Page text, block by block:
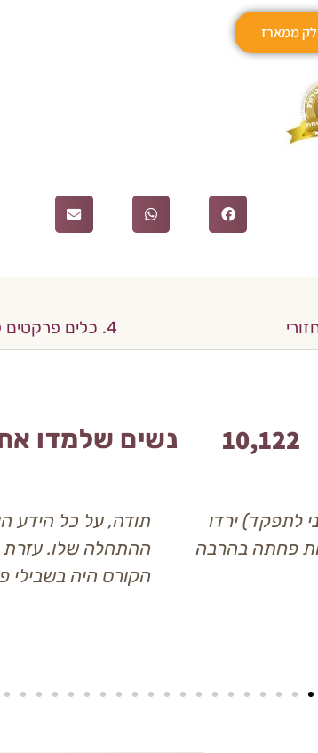
ממארז
4. כלים פרקטים להקלה על הווסת
10,218 נשים שלמדו
לתפקד) ירדו
פחתה בהרבה
תודה, על כל הידע
ההתחלה שלו.
הקורס היה בשבילי